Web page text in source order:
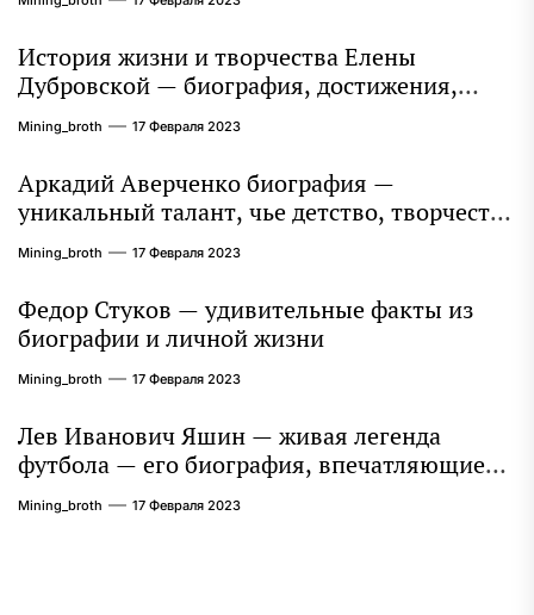
История жизни и творчества Елены
Дубровской — биография, достижения,
интересные факты
Mining_broth 17 Февраля 2023
Аркадий Аверченко биография —
уникальный талант, чье детство, творчество
и литературное наследие продолжают
восхищать миллионы
Mining_broth 17 Февраля 2023
Федор Стуков — удивительные факты из
биографии и личной жизни
Mining_broth 17 Февраля 2023
Лев Иванович Яшин — живая легенда
футбола — его биография, впечатляющие
достижения и интересная личная жизнь
Mining_broth 17 Февраля 2023